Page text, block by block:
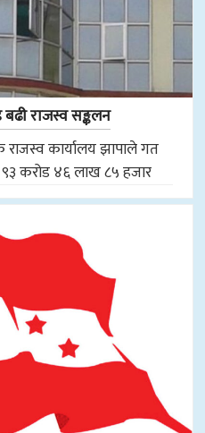
बढी राजस्व सङ्कलन
कार्यालय झापाले गत
९३ करोड ४६ लाख ८५ हजार